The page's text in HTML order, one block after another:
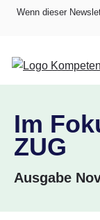
Wenn dieser
Im
ZUG
Ausgabe